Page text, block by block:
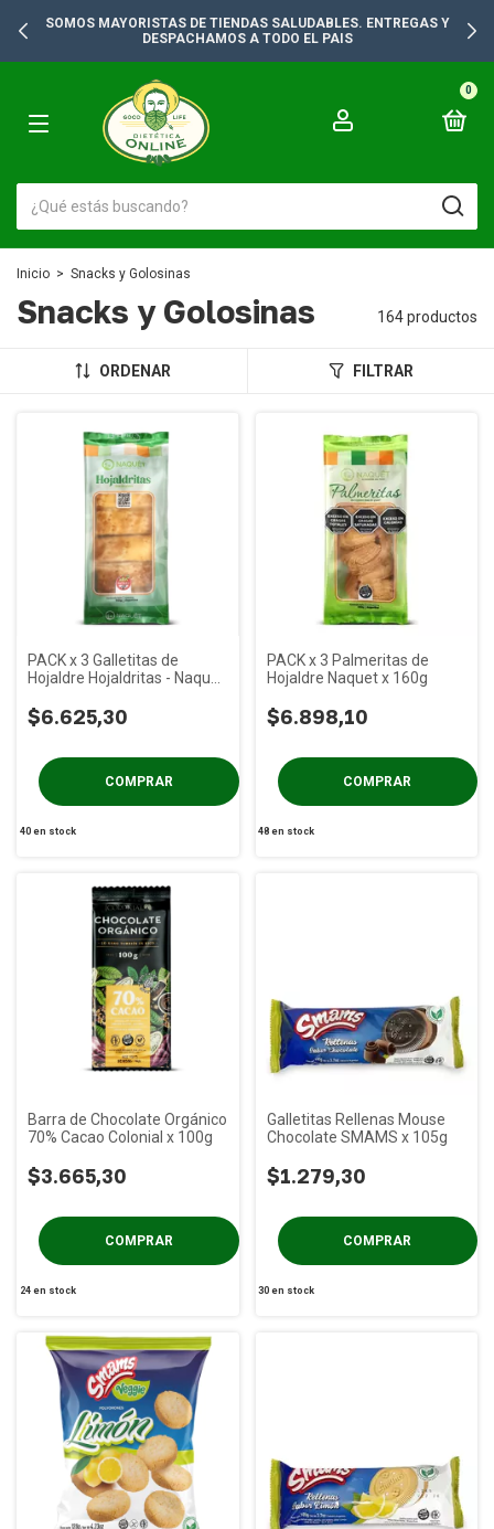
SOMOS MAYORISTAS DE TIENDAS SALUDABLES. ENTREGAS Y
DESPACHAMOS A TODO EL PAIS
0
Inicio > Snacks y Golosinas
Snacks y Golosinas 164 productos
ORDENAR FILTRAR
PACK x 3 Galletitas de
Hojaldre Hojaldritas - Naquet
$6.625,30
40en stock
PACK x 3 Palmeritas de
Hojaldre Naquet x 160g
$6.898,10
48 en stock
Barra de Chocolate Orgánico
70% Cacao Colonial x 100g
$3.665,30
24en stock
Galletitas Rellenas Mouse
Chocolate SMAMS x 105g
$1.279,30
30 en stock